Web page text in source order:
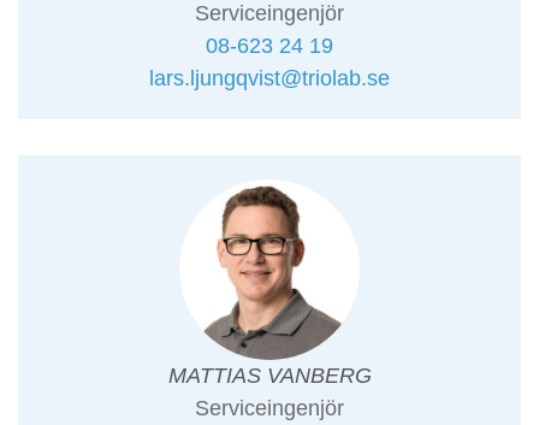
Serviceingenjör
08-623 24 19
lars.ljungqvist@triolab.se
MATTIAS VANBERG
Serviceingenjör